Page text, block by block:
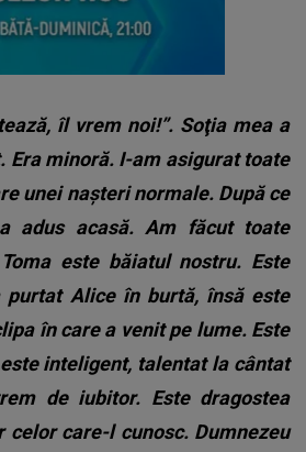
îl vrem noi!”. Soţia mea a
Era minoră. I-am asigurat toate
unei naşteri normale. După ce
adus acasă. Am făcut toate
este băiatul nostru. Este
purtat Alice în burtă, însă este
în care a venit pe lume. Este
inteligent, talentat la cântat
de iubitor. Este dragostea
celor care-l cunosc. Dumnezeu